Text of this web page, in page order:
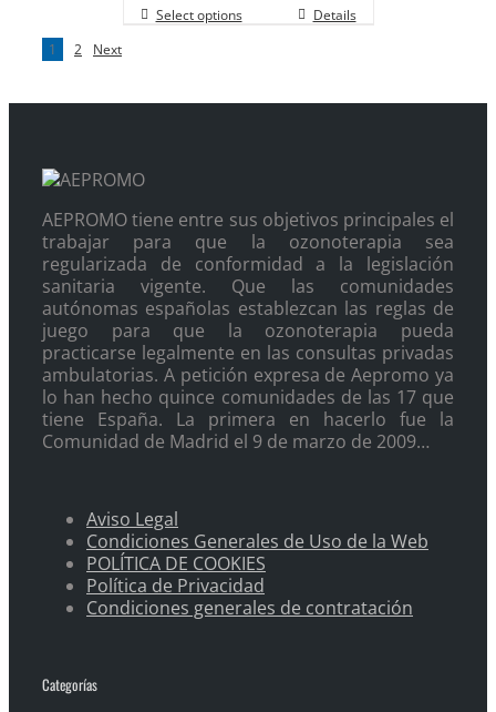
Select options
Details
1
2 Next
AEPROMO tiene entre sus objetivos principales el
trabajar para que la ozonoterapia sea
regularizada de conformidad a la legislación
sanitaria vigente. Que las comunidades
autónomas españolas establezcan las reglas de
juego para que la ozonoterapia pueda
practicarse legalmente en las consultas privadas
ambulatorias. A petición expresa de Aepromo ya
lo han hecho quince comunidades de las 17 que
tiene España. La primera en hacerlo fue la
Comunidad de Madrid el 9 de marzo de 2009…
Aviso Legal
Condiciones Generales de Uso de la Web
POLÍTICA DE COOKIES
Política de Privacidad
Condiciones generales de contratación
Categorías